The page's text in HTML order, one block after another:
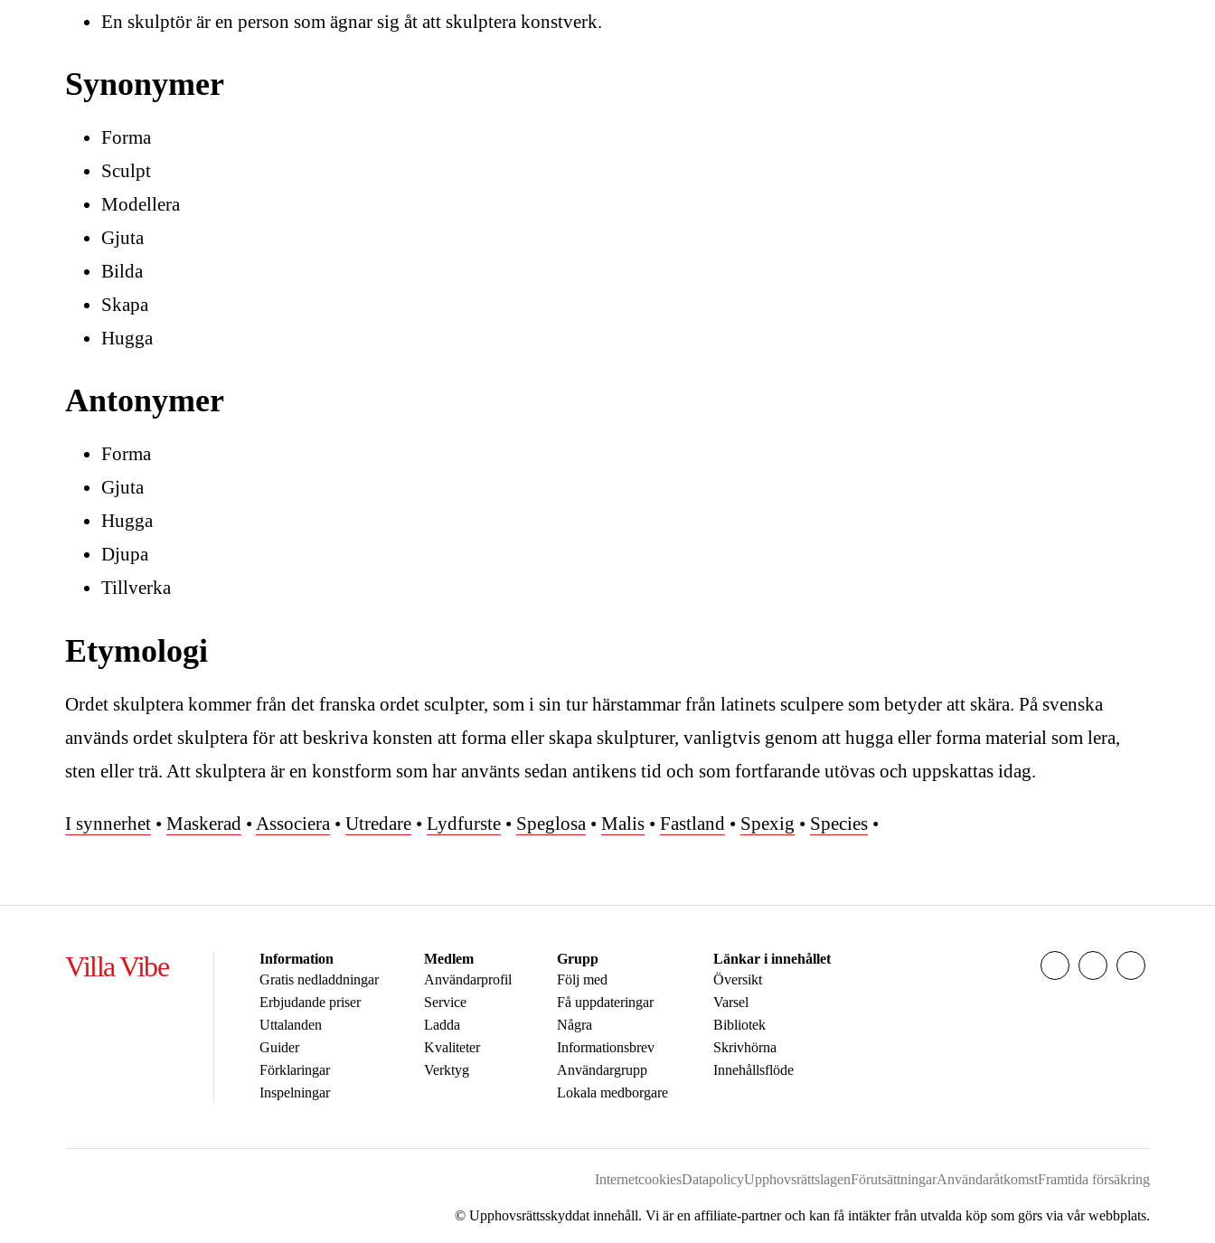
En skulptör är en person som ägnar sig åt att skulptera konstverk.
Synonymer
Forma
Sculpt
Modellera
Gjuta
Bilda
Skapa
Hugga
Antonymer
Forma
Gjuta
Hugga
Djupa
Tillverka
Etymologi
Ordet skulptera kommer från det franska ordet sculpter, som i sin tur härstammar från latinets sculpere som betyder att skära. På svenska
används ordet skulptera för att beskriva konsten att forma eller skapa skulpturer, vanligtvis genom att hugga eller forma material som lera,
sten eller trä. Att skulptera är en konstform som har använts sedan antikens tid och som fortfarande utövas och uppskattas idag.
I synnerhet • Maskerad • Associera • Utredare • Lydfurste • Speglosa • Malis • Fastland • Spexig • Species •
Villa Vibe
© Upphovsrättsskyddat innehåll. Vi är en affiliate-partner och kan få intäkter från utvalda köp som görs via vår webbplats.
Information
Gratis nedladdningar
Erbjudande priser
Uttalanden
Guider
Förklaringar
Inspelningar
Medlem
Användarprofil
Service
Ladda
Kvaliteter
Verktyg
Grupp
Följ med
Få uppdateringar
Några
Informationsbrev
Användargrupp
Lokala medborgare
Länkar i innehållet
Översikt
Varsel
Bibliotek
Skrivhörna
Innehållsflöde
InternetcookiesDatapolicyUpphovsrättslagenFörutsättningarAnvändaråtkomstFramtida försäkring